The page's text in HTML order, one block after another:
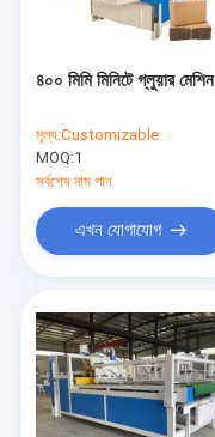
৪০০ মিমি মিনিটে গ্লুয়ার মেশিন
মূল্য:Customizable
MOQ:1
সর্বশেষ দাম পান
এখন যোগাযোগ